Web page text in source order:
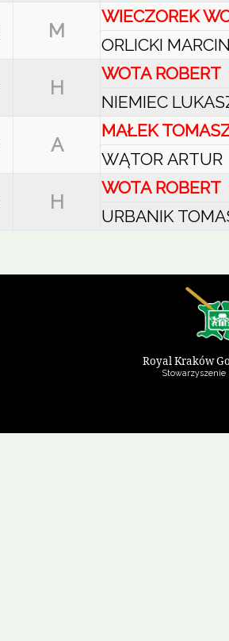
M
WIECZOREK
ORLICKI
H
WOTA ROBERT
NIEMIEC
A
MAŁEK
WĄTOR ARTUR
H
WOTA ROBERT
URBANIK
Royal Kraków